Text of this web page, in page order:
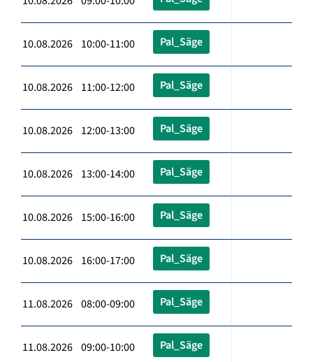
10.08.2026 10:00-11:00 Pal_Säge
10.08.2026 11:00-12:00 Pal_Säge
10.08.2026 12:00-13:00 Pal_Säge
10.08.2026 13:00-14:00 Pal_Säge
10.08.2026 15:00-16:00 Pal_Säge
10.08.2026 16:00-17:00 Pal_Säge
11.08.2026 08:00-09:00 Pal_Säge
11.08.2026 09:00-10:00 Pal_Säge